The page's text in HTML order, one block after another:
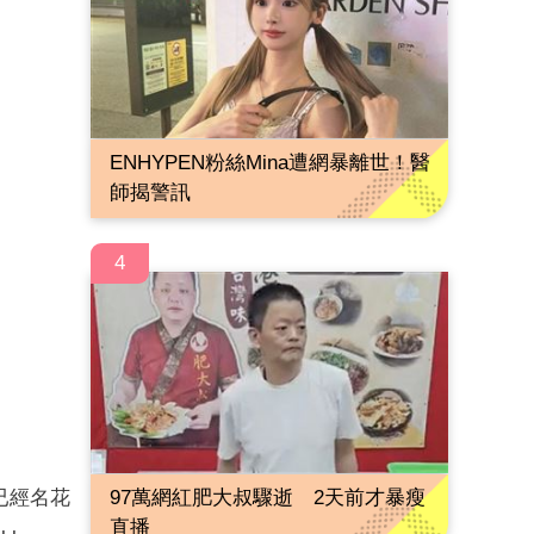
經名花
ENHYPEN粉絲Mina遭網暴離世！醫
師揭警訊
4
97萬網紅肥大叔驟逝 2天前才暴瘦
直播